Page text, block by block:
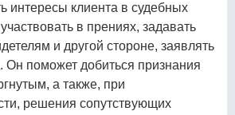
интересы клиента в судебных
в прениях, задавать
и другой стороне, заявлять
Он поможет добиться признания
а также, при
решения сопутствующих